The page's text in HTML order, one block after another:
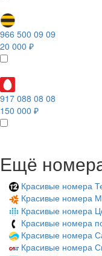
966 500 09 09
20 000 ₽
917 088 08 08
150 000 ₽
Ещё
Красивые номера
Красивые номера
Красивые номера
Красивые номера
Красивые номера
Красивые номера